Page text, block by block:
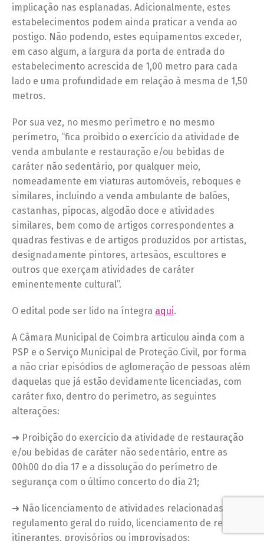
implicação nas esplanadas. Adicionalmente, estes
estabelecimentos podem ainda praticar a venda ao
postigo. Não podendo, estes equipamentos exceder,
em caso algum, a largura da porta de entrada do
estabelecimento acrescida de 1,00 metro para cada
lado e uma profundidade em relação à mesma de 1,50
metros.
Por sua vez, no mesmo perímetro e no mesmo
perímetro, “fica proibido o exercício da atividade de
venda ambulante e restauração e/ou bebidas de
caráter não sedentário, por qualquer meio,
nomeadamente em viaturas automóveis, reboques e
similares, incluindo a venda ambulante de balões,
castanhas, pipocas, algodão doce e atividades
similares, bem como de artigos correspondentes a
quadras festivas e de artigos produzidos por artistas,
designadamente pintores, artesãos, escultores e
outros que exerçam atividades de caráter
eminentemente cultural”.
O edital pode ser lido na íntegra aqui.
A Câmara Municipal de Coimbra articulou ainda com a
PSP e o Serviço Municipal de Proteção Civil, por forma
a não criar episódios de aglomeração de pessoas além
daquelas que já estão devidamente licenciadas, com
caráter fixo, dentro do perímetro, as seguintes
alterações:
➜ Proibição do exercício da atividade de restauração
e/ou bebidas de caráter não sedentário, entre as
00h00 do dia 17 e a dissolução do perímetro de
segurança com o último concerto do dia 21;
➜ Não licenciamento de atividades relacionadas com o
regulamento geral do ruído, licenciamento de recintos
itinerantes, provisórios ou improvisados;